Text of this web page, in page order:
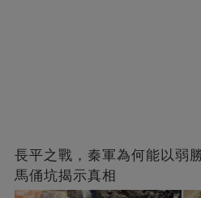
長平之戰，秦軍為何能以弱
馬俑坑揭示真相